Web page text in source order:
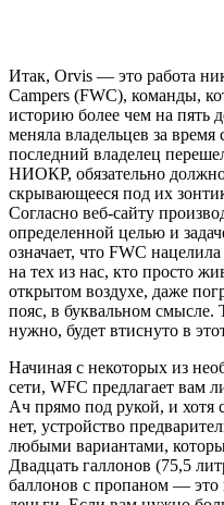
Итак, Orvis — это работа
Campers (FWC), команды,
историю более чем на пять
меняла владельцев за время
последний владелец
НИОКР, обязательно
скрывающееся под их
Согласно веб-сайту
определенной целью и
означает, что FWC
на тех из нас, кто просто
открытом воздухе, даже
пояс, в буквальном смысле.
нужно, будет втиснуто в
Начиная с некоторых из
сети, WFC предлагает вам
Ач прямо под рукой, и хотя
нет, устройство
любыми вариантами,
Двадцать галлонов (75,5
баллонов с пропаном — это